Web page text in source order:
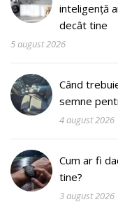
inteligență
decât tine
5 august 2026
Când
semne
4 august 2026
Cum ar fi
tine?
3 august 2026